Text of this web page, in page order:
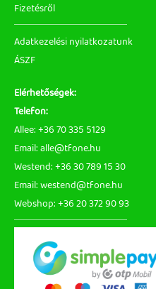
Fizetésről
Adatkezelési nyilatkozatunk
ÁSZF
Elérhetőségek:
Telefon:
Allee: +36 70 335 5129
Email: alle@tfone.hu
Westend: +36 30 789 15 30
Email: westend@tfone.hu
Webshop: +36 20 372 90 93